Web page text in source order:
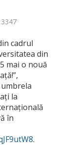
cadrul
din
mai o nouă
la
în
.